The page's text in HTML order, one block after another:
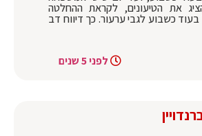
את הטיעונים, לקראת ההחלטה
כשבוע לגבי ערעור. כך דיווח דב
לפני 5 שנים